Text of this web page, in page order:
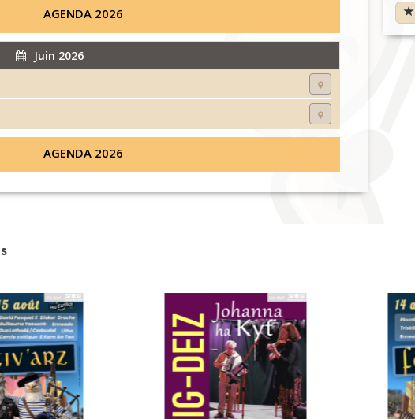
AGENDA 2026
Juin 2026
AGENDA 2026